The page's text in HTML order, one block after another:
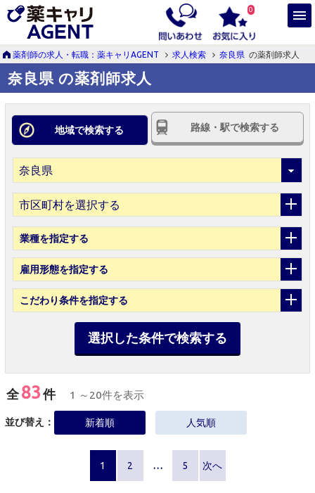
0
薬剤師の求人・転職：薬キャリAGENT 求人検索 奈良県 の薬剤師求人
奈良県 の薬剤師求人
地域で検索する 路線・駅で検索する
市区町村を選択する
業種を指定する
雇用形態を指定する
こだわり条件を指定する
選択した条件で検索する
全83 件 1 ～20件を表示
並び替え： 新着順 人気順
1 2 … 5 次へ